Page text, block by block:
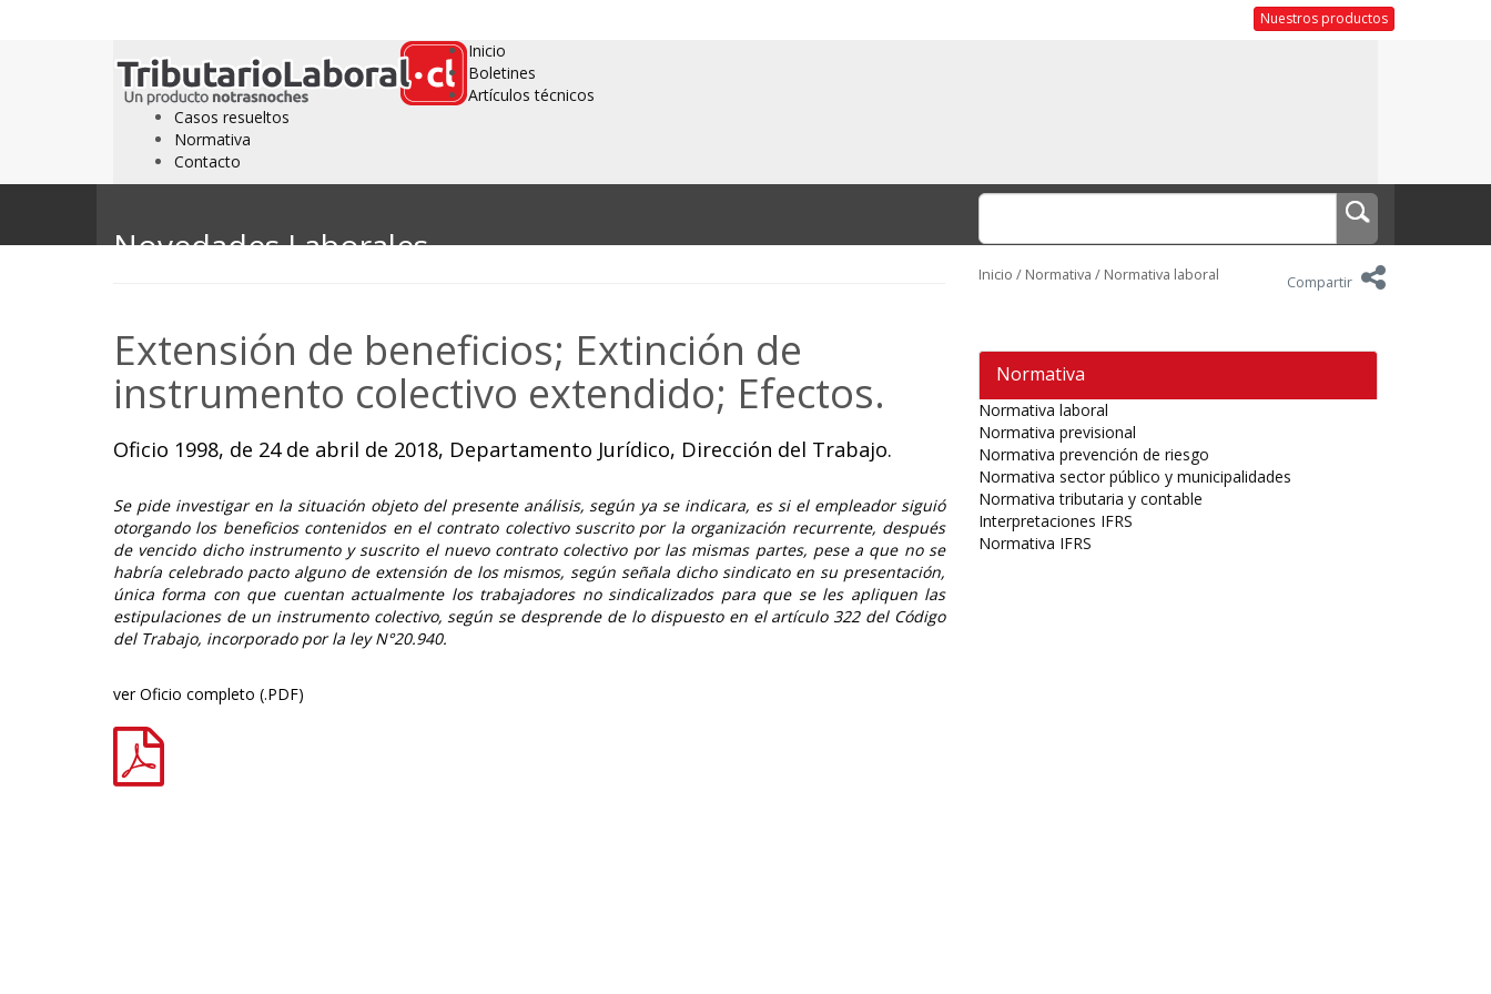
Nuestros productos
Inicio
Boletines
Artículos técnicos
Casos resueltos
Normativa
Contacto
Novedades Laborales
Inicio / Normativa / Normativa laboral Compartir
Extensión de beneficios; Extinción de
instrumento colectivo extendido; Efectos.
Oficio 1998, de 24 de abril de 2018, Departamento Jurídico, Dirección del Trabajo.
Se pide investigar en la situación objeto del presente análisis, según ya se indicara, es si el empleador siguió
otorgando los beneficios contenidos en el contrato colectivo suscrito por la organización recurrente, después
de vencido dicho instrumento y suscrito el nuevo contrato colectivo por las mismas partes, pese a que no se
habría celebrado pacto alguno de extensión de los mismos, según señala dicho sindicato en su presentación,
única forma con que cuentan actualmente los trabajadores no sindicalizados para que se les apliquen las
estipulaciones de un instrumento colectivo, según se desprende de lo dispuesto en el artículo 322 del Código
del Trabajo, incorporado por la ley N°20.940.
ver Oficio completo (.PDF)
Normativa
Normativa laboral
Normativa previsional
Normativa prevención de riesgo
Normativa sector público y municipalidades
Normativa tributaria y contable
Interpretaciones IFRS
Normativa IFRS